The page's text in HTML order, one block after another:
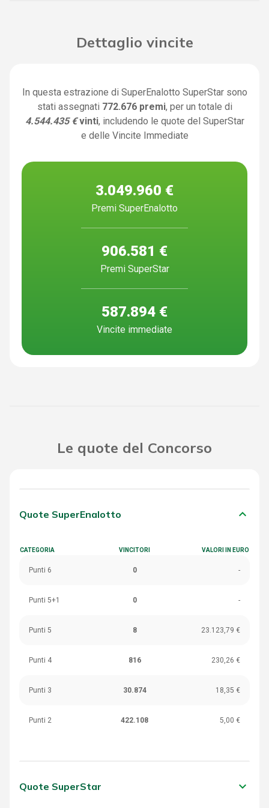
Dettaglio vincite
In questa estrazione di SuperEnalotto SuperStar sono
stati assegnati 772.676 premi, per un totale di
4.544.435 € vinti, includendo le quote del SuperStar
e delle Vincite Immediate
3.049.960 €
Premi SuperEnalotto
906.581 €
Premi SuperStar
587.894 €
Vincite immediate
Le quote del Concorso
Quote SuperEnalotto keyboard_arrow_down
CATEGORIA VINCITORI VALORI IN EURO
Punti 6 0 -
Punti 5+1 0 -
Punti 5 8 23.123,79 €
Punti 4 816 230,26 €
Punti 3 30.874 18,35 €
Punti 2 422.108 5,00 €
Quote SuperStar keyboard_arrow_down